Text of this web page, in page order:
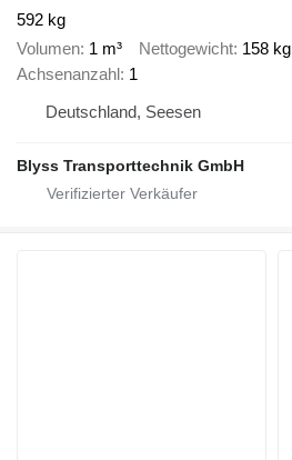
592 kg
Volumen 1 m³ Nettogewicht 158 kg
Achsenanzahl 1
Deutschland, Seesen
Blyss Transporttechnik GmbH